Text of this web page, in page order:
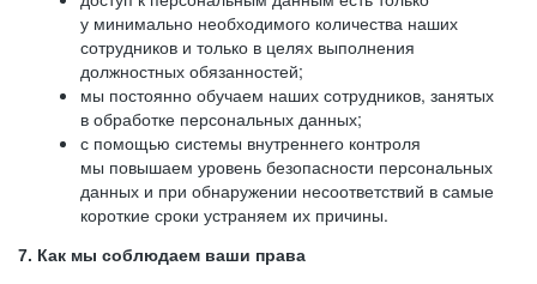
у минимально необходимого количества наших
сотрудников и только в целях выполнения
должностных обязанностей;
мы постоянно обучаем наших сотрудников, занятых
в обработке персональных данных;
с помощью системы внутреннего контроля
мы повышаем уровень безопасности персональных
данных и при обнаружении несоответствий в самые
короткие сроки устраняем их причины.
7. Как мы соблюдаем ваши права